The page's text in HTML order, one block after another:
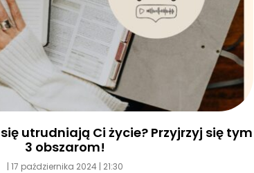
utrudniają Ci życie? Przyjrzyj się tym
3 obszarom!
17 października 2024 21:30